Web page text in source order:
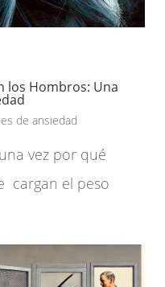
los Hombros: Una
de ansiedad
vez por qué
cargan el peso